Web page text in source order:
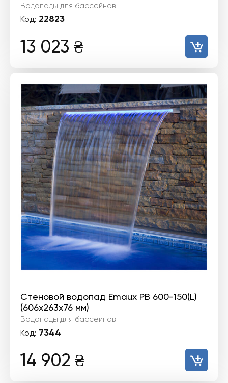
Водопады для бассейнов
Код: 22823
13 023 ₴
Стеновой водопад Emaux PB 600-150(L)
(606х263х76 мм)
Водопады для бассейнов
Код: 7344
14 902 ₴